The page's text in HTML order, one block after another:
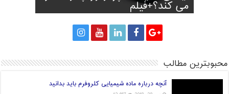
می کند؟+فیلم
پرینتر سه بعدی
جهان در دست چین خواهد بود؟
پا
قارچ و تولید برق!
محبوبترین مطالب
آنچه درباره ماده شیمیایی کلروفرم باید بدانید